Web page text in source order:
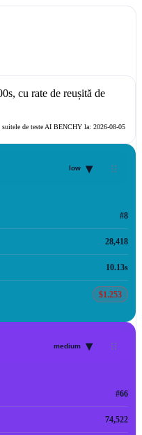
, cu rate de reușită de
suitele de teste AI BENCHY la: 2026-08-05
low ▾
#8
28,418
10.13s
$1.253
medium ▾
#66
74,522